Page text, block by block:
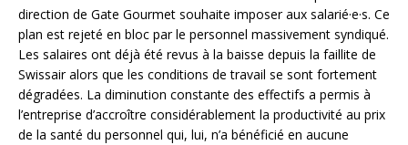
direction de Gate Gourmet souhaite imposer aux salarié·e·s. Ce
plan est rejeté en bloc par le personnel massivement syndiqué.
Les salaires ont déjà été revus à la baisse depuis la faillite de
Swissair alors que les conditions de travail se sont fortement
dégradées. La diminution constante des effectifs a permis à
l’entreprise d’accroître considérablement la productivité au prix
de la santé du personnel qui, lui, n’a bénéficié en aucune